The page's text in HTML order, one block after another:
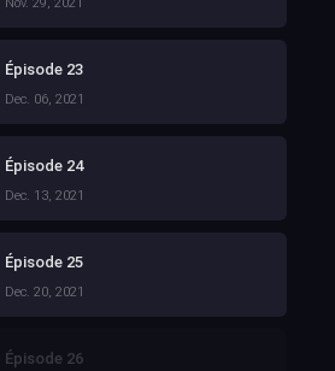
Épisode 23
Dec. 06, 2021
Épisode 24
Dec. 13, 2021
Épisode 25
Dec. 20, 2021
Épisode 26